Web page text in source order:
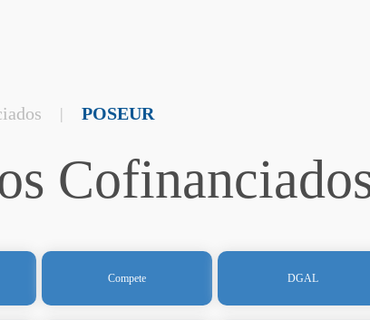
| POSEUR
Compete DGAL